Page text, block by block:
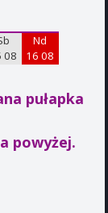
08
Nd
16 08
pułapka
powyżej.